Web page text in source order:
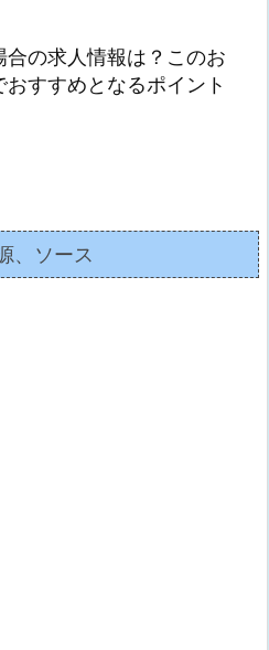
の求人情報は？このお
すすめとなるポイント
、ソース